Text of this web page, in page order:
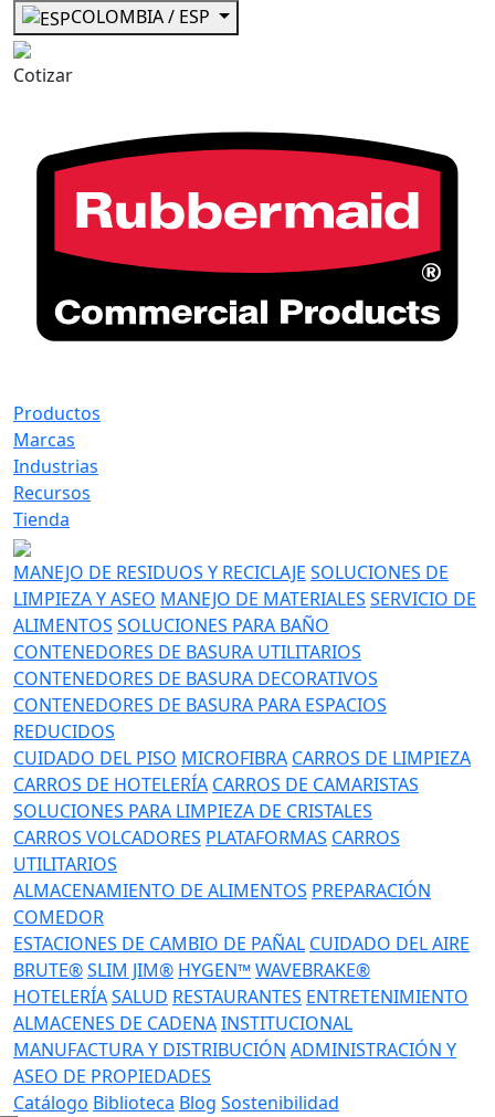
COLOMBIA / ESP
Cotizar
Productos
Marcas
Industrias
Recursos
Tienda
MANEJO DE RESIDUOS Y RECICLAJE SOLUCIONES DE
LIMPIEZA Y ASEO MANEJO DE MATERIALES SERVICIO DE
ALIMENTOS SOLUCIONES PARA BAÑO
CONTENEDORES DE BASURA UTILITARIOS
CONTENEDORES DE BASURA DECORATIVOS
CONTENEDORES DE BASURA PARA ESPACIOS
REDUCIDOS
CUIDADO DEL PISO MICROFIBRA CARROS DE LIMPIEZA
CARROS DE HOTELERÍA CARROS DE CAMARISTAS
SOLUCIONES PARA LIMPIEZA DE CRISTALES
CARROS VOLCADORES PLATAFORMAS CARROS
UTILITARIOS
ALMACENAMIENTO DE ALIMENTOS PREPARACIÓN
COMEDOR
ESTACIONES DE CAMBIO DE PAÑAL CUIDADO DEL AIRE
BRUTE®SLIM JIM® HYGEN™WAVEBRAKE®
HOTELERÍASALUD RESTAURANTES ENTRETENIMIENTO
ALMACENES DE CADENAINSTITUCIONAL
MANUFACTURA Y DISTRIBUCIÓN ADMINISTRACIÓN Y
ASEO DE PROPIEDADES
Catálogo Biblioteca Blog Sostenibilidad